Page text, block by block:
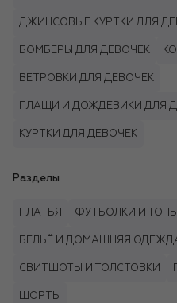
ДЖИНСОВЫЕ КУРТКИ ДЛЯ
БОМБЕРЫ ДЛЯ ДЕВОЧЕК
ВЕТРОВКИ ДЛЯ ДЕВОЧЕК
ПЛАЩИ И ДОЖДЕВИКИ ДЛЯ
КУРТКИ ДЛЯ ДЕВОЧЕК
Разделы
ПЛАТЬЯ ФУТБОЛКИ И ТОПЫ
БЕЛЬЁ И ДОМАШНЯЯ
СВИТШОТЫ И ТОЛСТОВКИ
ШОРТЫ